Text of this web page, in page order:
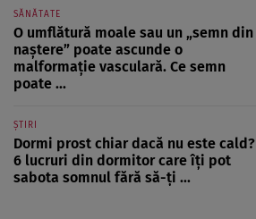
SĂNĂTATE
O umflătură moale sau un „semn din
naștere” poate ascunde o
malformație vasculară. Ce semn
poate ...
ȘTIRI
Dormi prost chiar dacă nu este cald?
6 lucruri din dormitor care îți pot
sabota somnul fără să-ți ...